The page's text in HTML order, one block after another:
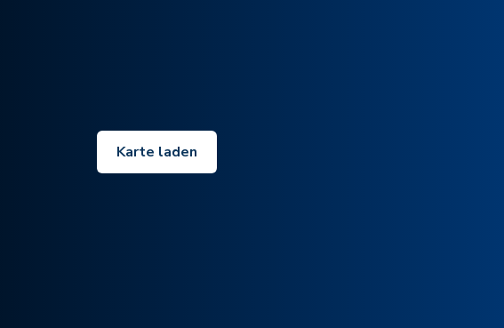
Karte laden